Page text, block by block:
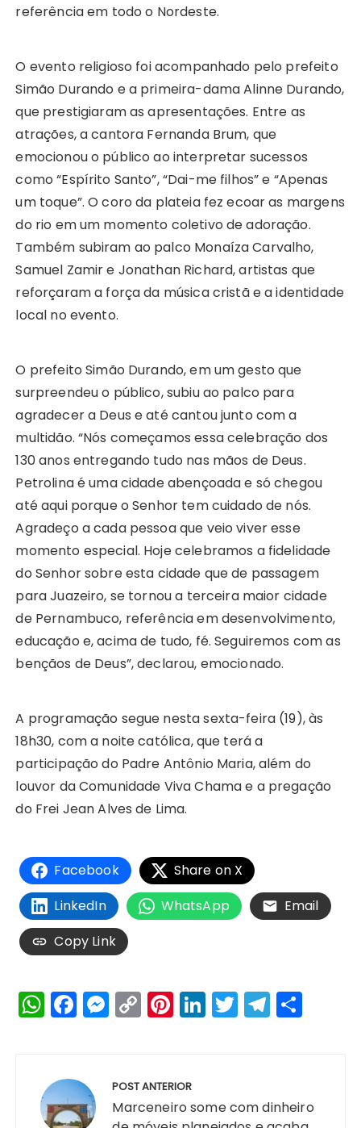
referência em todo o Nordeste.
O evento religioso foi acompanhado pelo prefeito
Simão Durando e a primeira-dama Alinne Durando,
que prestigiaram as apresentações. Entre as
atrações, a cantora Fernanda Brum, que
emocionou o público ao interpretar sucessos
como “Espírito Santo”, “Dai-me filhos” e “Apenas
um toque”. O coro da plateia fez ecoar as margens
do rio em um momento coletivo de adoração.
Também subiram ao palco Monaíza Carvalho,
Samuel Zamir e Jonathan Richard, artistas que
reforçaram a força da música cristã e a identidade
local no evento.
O prefeito Simão Durando, em um gesto que
surpreendeu o público, subiu ao palco para
agradecer a Deus e até cantou junto com a
multidão. “Nós começamos essa celebração dos
130 anos entregando tudo nas mãos de Deus.
Petrolina é uma cidade abençoada e só chegou
até aqui porque o Senhor tem cuidado de nós.
Agradeço a cada pessoa que veio viver esse
momento especial. Hoje celebramos a fidelidade
do Senhor sobre esta cidade que de passagem
para Juazeiro, se tornou a terceira maior cidade
de Pernambuco, referência em desenvolvimento,
educação e, acima de tudo, fé. Seguiremos com as
bençãos de Deus”, declarou, emocionado.
A programação segue nesta sexta-feira (19), às
18h30, com a noite católica, que terá a
participação do Padre Antônio Maria, além do
louvor da Comunidade Viva Chama e a pregação
do Frei Jean Alves de Lima.
Facebook
Share on X
LinkedIn
WhatsApp
Email
Copy Link
W
h
ts
A
F
a
e
b
M
e
s
e
C
o
y
Li
Pi
n
re
st
Li
n
dI
T
w
r
T
el
r
Post
POST ANTERIOR
Marceneiro some com dinheiro